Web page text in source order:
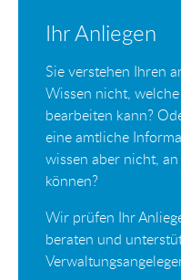
Ihr Anliegen
Sie verstehen Ihren
Wissen nicht,
bearbeiten kann?
eine amtliche
wissen aber nicht,
können?
Wir prüfen Ihr
beraten und